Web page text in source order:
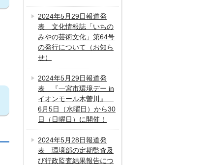
2024年5月29日報道発
表 文化情報誌「いちの
みやの芸術文化」第64号
の発行について（お知ら
せ）
2024年5月29日報道発
表 『一宮市環境デー in
イオンモール木曽川』
6月5日（水曜日）から30
日（日曜日）に開催！
2024年5月28日報道発
表 環境部の定期監査及
び行政監査結果報告につ